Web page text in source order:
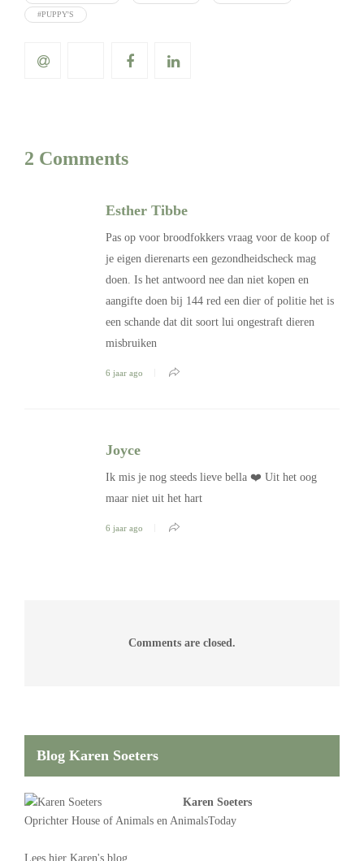
#PUPPY'S
2 Comments
Esther Tibbe
Pas op voor broodfokkers vraag voor de koop of
je eigen dierenarts een gezondheidscheck mag
doen. Is het antwoord nee dan niet kopen en
aangifte doen bij 144 red een dier of politie het is
een schande dat dit soort lui ongestraft dieren
misbruiken
6 jaar ago
Joyce
Ik mis je nog steeds lieve bella ❤️ Uit het oog
maar niet uit het hart
6 jaar ago
Comments are closed.
Blog Karen Soeters
Karen Soeters
Oprichter House of Animals en AnimalsToday
Lees hier Karen's blog